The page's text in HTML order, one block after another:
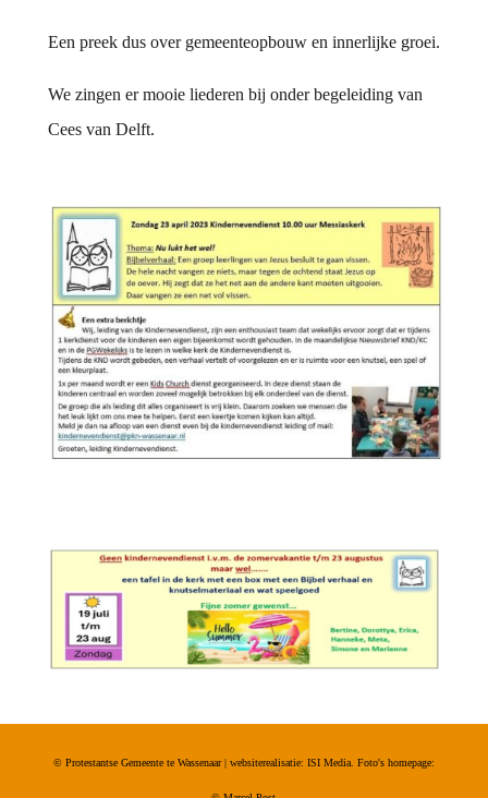
Een preek dus over gemeenteopbouw en innerlijke groei.
We zingen er mooie liederen bij onder begeleiding van
Cees van Delft.
© Protestantse Gemeente te Wassenaar | websiterealisatie: ISI Media. Foto's homepage: